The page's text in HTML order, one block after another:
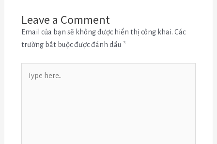
Leave a Comment
Email của bạn sẽ không được hiển thị công khai. Các
trường bắt buộc được đánh dấu *
here..